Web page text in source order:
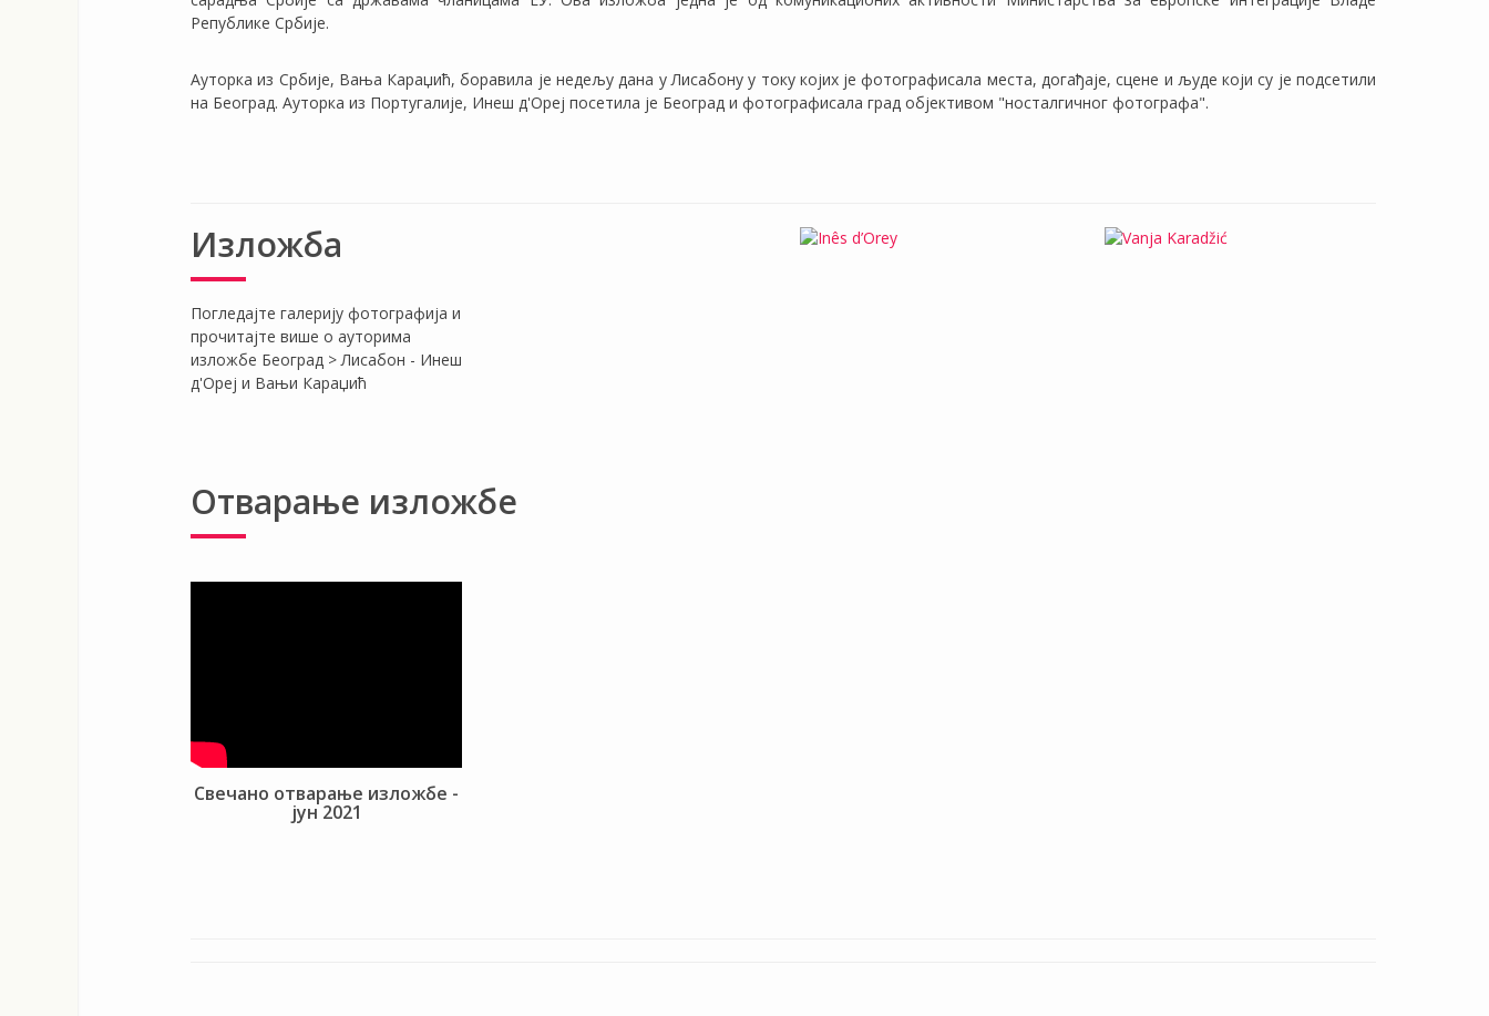
Републике Србије.
Ауторка из Србије, Вања Караџић, боравила је недељу дана у Лисабону у току којих је фотографисала места, догађаје, сцене и људе који су је подсетили
на Београд. Ауторка из Португалије, Инеш д'Ореј посетила је Београд и фотографисала град објективом "носталгичног фотографа".
Изложба
Погледајте галерију фотографија и
прочитајте више о ауторима
изложбе Београд > Лисабон - Инеш
д'Ореј и Вањи Караџић
Отварање изложбе
Свечано отварање изложбе -
јун 2021